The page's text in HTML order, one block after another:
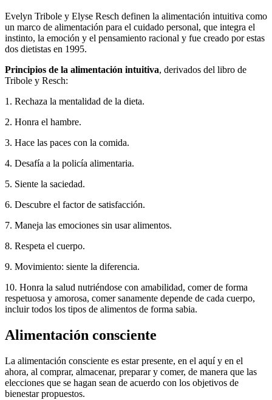
Evelyn Tribole y Elyse Resch definen la alimentación intuitiva como
un marco de alimentación para el cuidado personal, que integra el
instinto, la emoción y el pensamiento racional y fue creado por estas
dos dietistas en 1995.
Principios de la alimentación intuitiva, derivados del libro de
Tribole y Resch:
1. Rechaza la mentalidad de la dieta.
2. Honra el hambre.
3. Hace las paces con la comida.
4. Desafía a la policía alimentaria.
5. Siente la saciedad.
6. Descubre el factor de satisfacción.
7. Maneja las emociones sin usar alimentos.
8. Respeta el cuerpo.
9. Movimiento: siente la diferencia.
10. Honra la salud nutriéndose con amabilidad, comer de forma
respetuosa y amorosa, comer sanamente depende de cada cuerpo,
incluir todos los tipos de alimentos de forma sabia.
Alimentación consciente
La alimentación consciente es estar presente, en el aquí y en el
ahora, al comprar, almacenar, preparar y comer, de manera que las
elecciones que se hagan sean de acuerdo con los objetivos de
bienestar propuestos.